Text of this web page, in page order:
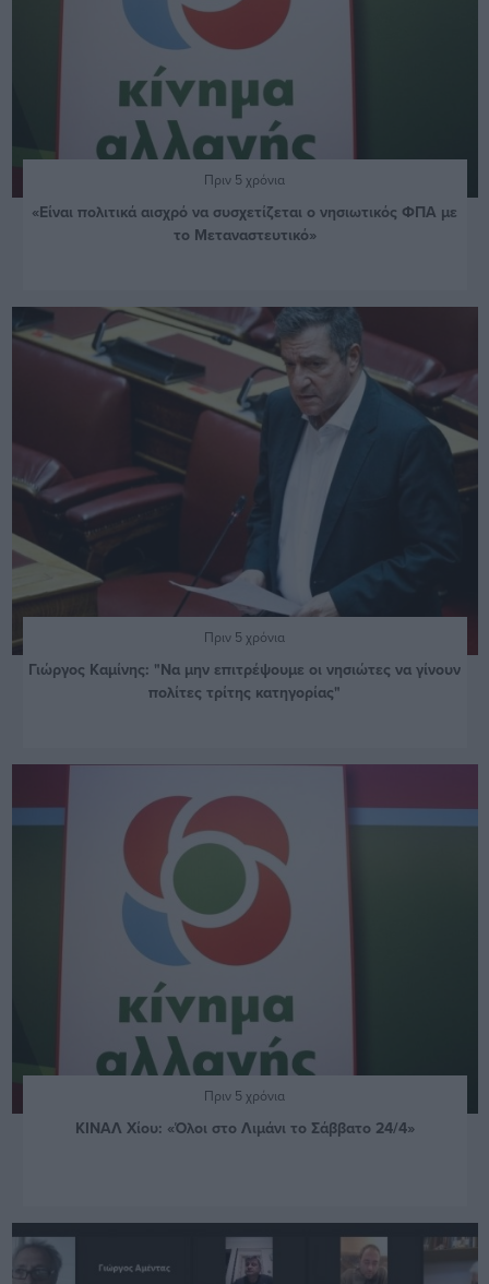
Πριν 5 χρόνια
«Είναι πολιτικά αισχρό να συσχετίζεται ο νησιωτικός ΦΠΑ με
το Μεταναστευτικό»
Πριν 5 χρόνια
Γιώργος Καμίνης: "Να μην επιτρέψουμε οι νησιώτες να γίνουν
πολίτες τρίτης κατηγορίας"
Πριν 5 χρόνια
ΚΙΝΑΛ Χίου: «Όλοι στο Λιμάνι το Σάββατο 24/4»